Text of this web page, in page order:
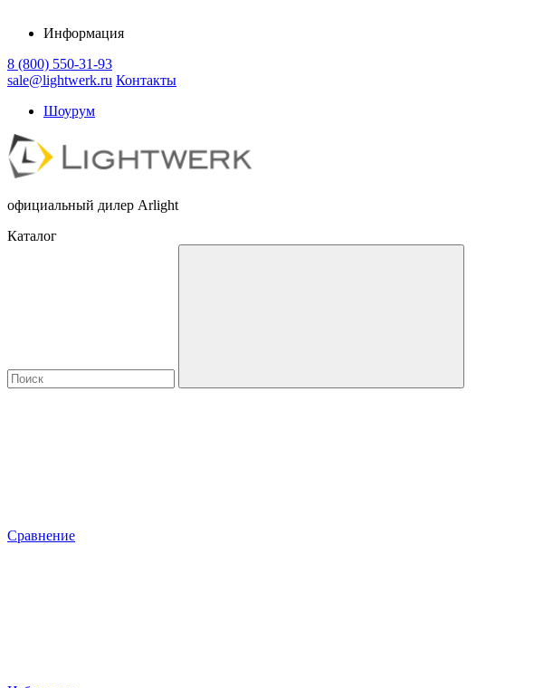
Информация
8 (800) 550-31-93
sale@lightwerk.ru Контакты
Шоурум
официальный дилер Arlight
Каталог
Сравнение